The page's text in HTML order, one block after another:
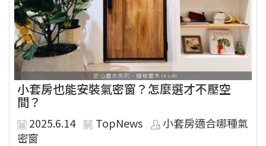
小套房也能安裝氣密窗？怎麼選才不壓空
間？
2025.6.14 TopNews
小套房適合哪種氣
密窗